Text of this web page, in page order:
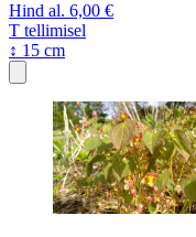
Hind al. 6,00 €
T tellimisel
↕ 15 cm